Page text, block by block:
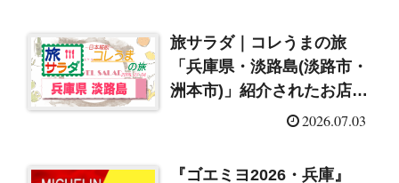
旅サラダ｜コレうまの旅
「兵庫県・淡路島(淡路市・
洲本市)」紹介されたお店ま
とめ（2026/7/4） 2026.07.03
『ゴエミヨ2026・兵庫』